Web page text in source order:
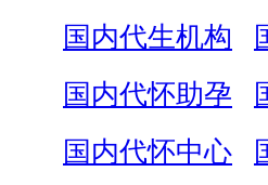
国内代生机构
国内代怀助孕
国内代怀中心